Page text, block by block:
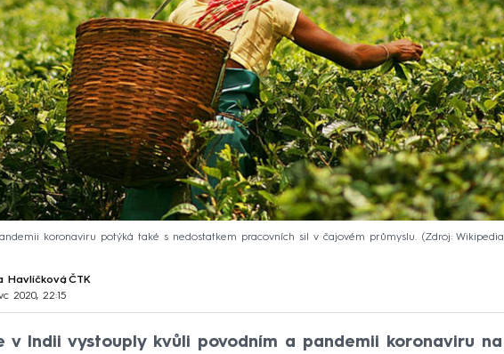
koronaviru potýká také s nedostatkem pracovních sil v čajovém průmyslu. Zdroj: Wikipedia
Havlíčková, ČTK
2020, 22:15
v Indii vystouply kvůli povodním a pandemii koronaviru na